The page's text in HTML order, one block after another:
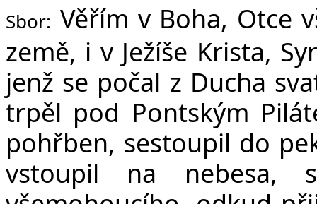
Sbor: Věřím v Boha, Otce
země, i v Ježíše Krista,
jenž se počal z Ducha
trpěl pod Pontským
pohřben, sestoupil do
vstoupil na nebesa,